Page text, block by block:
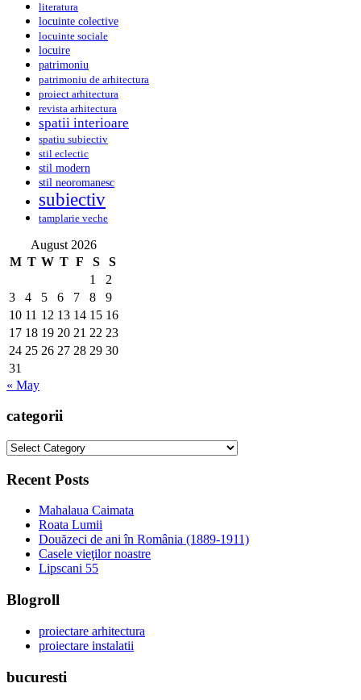
literatura
locuinte colective
locuinte sociale
locuire
patrimoniu
patrimoniu de arhitectura
proiect arhitectura
revista arhitectura
spatii interioare
spatiu subiectiv
stil eclectic
stil modern
stil neoromanesc
subiectiv
tamplarie veche
August 2026
M T W T F S
S
1
2
3
4 5 6 7 8
9
10 11 12 13 14 15 16
17 18 19 20 21 22 23
24 25 26 27 28 29 30
31
« May
categorii
categorii
Recent Posts
Mahalaua Caimata
Roata Lumii
Douăzeci de ani în România (1889-1911)
Casele vieţilor noastre
Lipscani 55
Blogroll
proiectare arhitectura
proiectare instalatii
bucuresti